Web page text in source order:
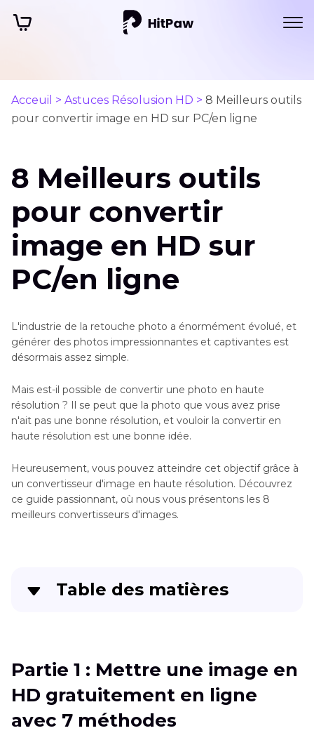
Acceuil > Astuces Résolusion HD > 8 Meilleurs outils
pour convertir image en HD sur PC/en ligne
8 Meilleurs outils
pour convertir
image en HD sur
PC/en ligne
L'industrie de la retouche photo a énormément évolué, et
générer des photos impressionnantes et captivantes est
désormais assez simple.
Mais est-il possible de convertir une photo en haute
résolution ? Il se peut que la photo que vous avez prise
n'ait pas une bonne résolution, et vouloir la convertir en
haute résolution est une bonne idée.
Heureusement, vous pouvez atteindre cet objectif grâce à
un convertisseur d'image en haute résolution. Découvrez
ce guide passionnant, où nous vous présentons les 8
meilleurs convertisseurs d'images.
Table des matières
Partie 2: Meilleur outil pour rendre une photo
en HD sans effort
Partie 1 : Mettre une image en
HD gratuitement en ligne
avec 7 méthodes